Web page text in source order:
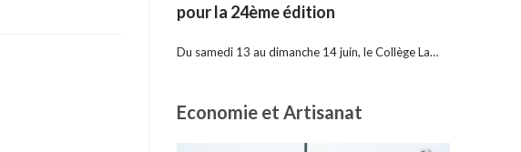
pour la 24ème édition
Du samedi 13 au dimanche 14 juin, le Collège La…
Economie et Artisanat